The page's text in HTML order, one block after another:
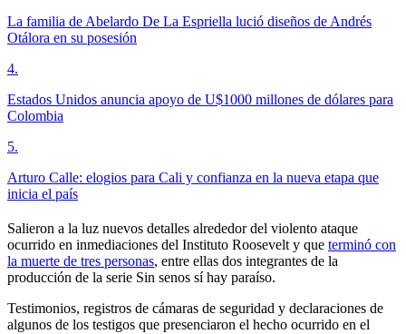
La familia de Abelardo De La Espriella lució diseños de Andrés
Otálora en su posesión
4.
Estados Unidos anuncia apoyo de U$1000 millones de dólares para
Colombia
5.
Arturo Calle: elogios para Cali y confianza en la nueva etapa que
inicia el país
Salieron a la luz nuevos detalles alrededor del violento ataque
ocurrido en inmediaciones del Instituto Roosevelt y que terminó con
la muerte de tres personas, entre ellas dos integrantes de la
producción de la serie Sin senos sí hay paraíso.
Testimonios, registros de cámaras de seguridad y declaraciones de
algunos de los testigos que presenciaron el hecho ocurrido en el